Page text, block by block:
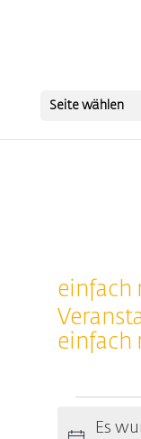
Seite wählen
einfach
einfach
Es